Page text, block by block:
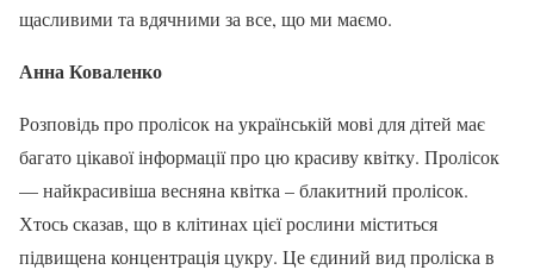
щасливими та вдячними за все, що ми маємо.
Анна Коваленко
Розповідь про пролісок на українській мові для дітей має
багато цікавої інформації про цю красиву квітку. Пролісок
— найкрасивіша весняна квітка – блакитний пролісок.
Хтось сказав, що в клітинах цієї рослини міститься
підвищена концентрація цукру. Це єдиний вид проліска в